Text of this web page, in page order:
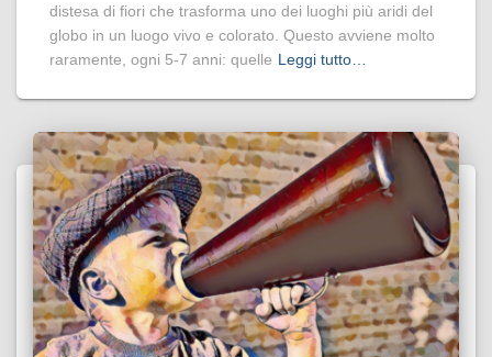
distesa di fiori che trasforma uno dei luoghi più aridi del
globo in un luogo vivo e colorato. Questo avviene molto
raramente, ogni 5-7 anni: quelle Leggi tutto…